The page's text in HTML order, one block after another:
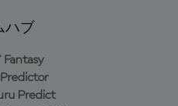
ハブ
Fantasy
Predict